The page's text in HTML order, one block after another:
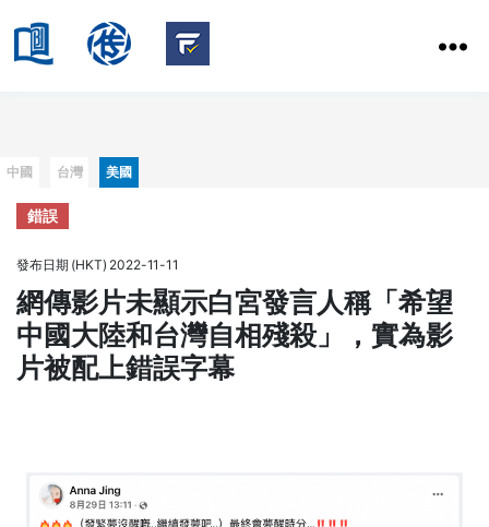
HKBU
of
Communication
Categories
中國 台灣 美國
錯誤
發布日期 (HKT) 2022-11-11
網傳影片未顯示白宮發言人稱「希望
中國大陸和台灣自相殘殺」，實為影
片被配上錯誤字幕